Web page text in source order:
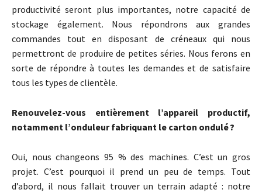
productivité seront plus importantes, notre capacité de
stockage également. Nous répondrons aux grandes
commandes tout en disposant de créneaux qui nous
permettront de produire de petites séries. Nous ferons en
sorte de répondre à toutes les demandes et de satisfaire
tous les types de clientèle.
Renouvelez-vous entièrement l’appareil productif,
notamment l’onduleur fabriquant le carton ondulé ?
Oui, nous changeons 95 % des machines. C’est un gros
projet. C’est pourquoi il prend un peu de temps. Tout
d’abord, il nous fallait trouver un terrain adapté : notre